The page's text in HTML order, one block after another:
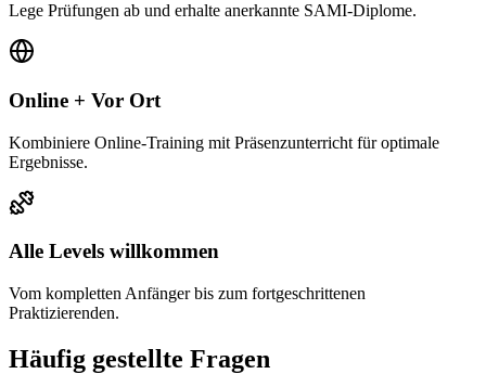
Lege Prüfungen ab und erhalte anerkannte SAMI-Diplome.
Online + Vor Ort
Kombiniere Online-Training mit Präsenzunterricht für optimale
Ergebnisse.
Alle Levels willkommen
Vom kompletten Anfänger bis zum fortgeschrittenen
Praktizierenden.
Häufig gestellte Fragen